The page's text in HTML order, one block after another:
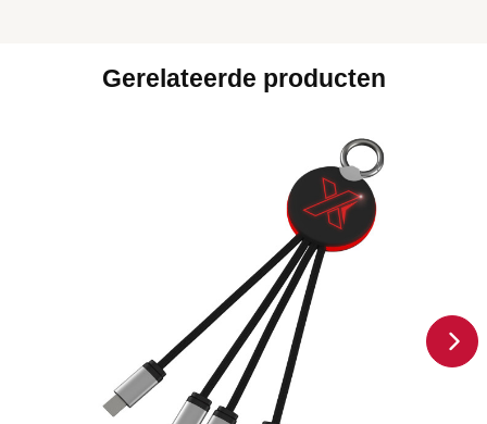
Gerelateerde producten